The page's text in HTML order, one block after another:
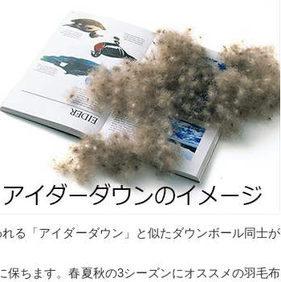
る「アイダーダウン」と似たダウンボール同士が
ちます。春夏秋の3シーズンにオススメの羽毛布